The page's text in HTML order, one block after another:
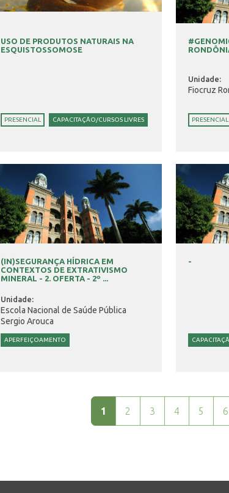
USO DE PRODUTOS NATURAIS NA
ESQUISTOSSOMOSE
PRESENCIAL CAPACITAÇÃO/CURSOS LIVRES
Unidade:
Fiocruz
PRESENCIAL
(IN)SEGURANÇA HÍDRICA EM
CONTEXTOS DE EXTRATIVISMO
MINERAL - 2. OFERTA - 2º ...
Unidade:
Escola Nacional de Saúde Pública
Sergio Arouca
APERFEIÇOAMENTO
-
1 2 3 4 5 6